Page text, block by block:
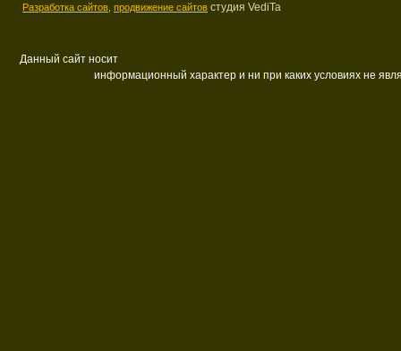
Разработка сайтов, продвижение сайтов студия VediTa
Данный сайт носит
информационный характер и ни при каких условиях не